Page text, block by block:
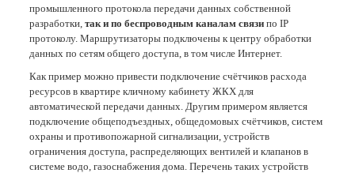
промышленного протокола передачи данных собственной
разработки, так и по беспроводным каналам связи по IP
протоколу. Маршрутизаторы подключены к центру обработки
данных по сетям общего доступа, в том числе Интернет.
Как пример можно привести подключение счётчиков расхода
ресурсов в квартире кличному кабинету ЖКХ для
автоматической передачи данных. Другим примером является
подключение общеподъездных, общедомовых счётчиков, систем
охраны и противопожарной сигнализации, устройств
ограничения доступа, распределяющих вентилей и клапанов в
системе водо, газоснабжения дома. Перечень таких устройств